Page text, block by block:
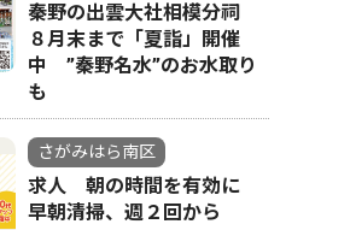
秦野の出雲大社相模分祠
８月末まで「夏詣」開催
中 ”秦野名水”のお水取り
も
さがみはら南区
求人 朝の時間を有効に
早朝清掃、週２回から